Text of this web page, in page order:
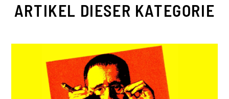
ARTIKEL DIESER KATEGORIE